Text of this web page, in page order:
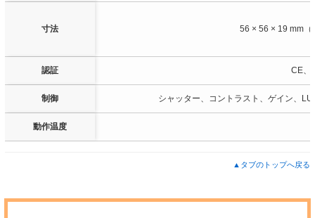
寸法 56 × 56 × 19 mm（
認証 CE、
制御 シャッター、コントラスト、ゲイン、
動作温度
▲タブのトップへ戻る